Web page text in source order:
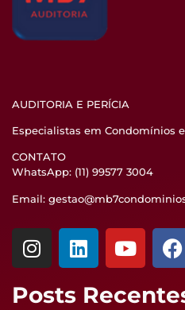
AUDITORIA E PERÍCIA
Especialistas em Condomínios
CONTATO
WhatsApp: (11) 99577 3004
Email:
Posts